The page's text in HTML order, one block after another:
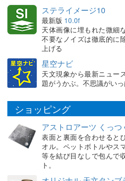
ステライメージ10
最新版 10.0f
天体画像に埋もれた微細
不要なノイズは徹底的に
上げる
星空ナビ
天文現象から最新ニュー
題がうかぶ。不思議がい
ショッピング
アストロアーツ くっ
表面と裏面を合わせると
オル。ペットボトルやス
等を結び目なしで包んで
ト。